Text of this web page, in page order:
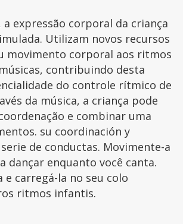
a expressão corporal da criança
Utilizam novos recursos
movimento corporal aos ritmos
contribuindo desta
do controle rítmico de
da música, a criança pode
e combinar uma
su coordinación y
de conductas. Movimente-a
dançar enquanto você canta.
e carregá-la no seu colo
ritmos infantis.